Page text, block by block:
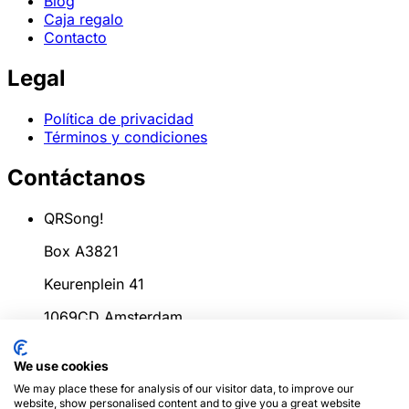
Caja regalo
Contacto
Legal
Política de privacidad
Términos y condiciones
Contáctanos
QRSong!
Box A3821
Keurenplein 41
1069CD Amsterdam
info@qrsong.io
We use cookies
We may place these for analysis of our visitor data, to improve our
website, show personalised content and to give you a great website